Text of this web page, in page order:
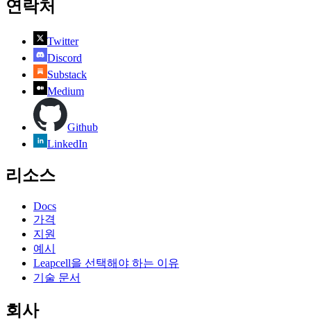
연락처
Twitter
Discord
Substack
Medium
Github
LinkedIn
리소스
Docs
가격
지원
예시
Leapcell을 선택해야 하는 이유
기술 문서
회사